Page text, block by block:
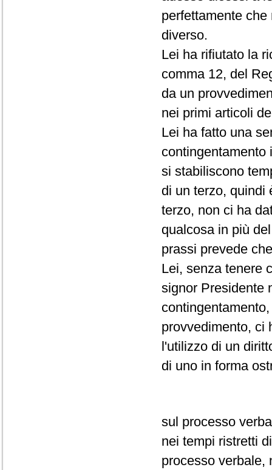
perfettamente
diverso.
Lei ha rifiutato la
comma 12, del
da un
nei primi articoli
Lei ha fatto una
contingentamento
si stabiliscono
di un terzo, quindi
terzo, non ci ha
qualcosa in più
prassi prevede
Lei, senza tenere
signor Presidente
provvedimento, ci
l'utilizzo di un
di uno in forma
sul processo
nei tempi ristretti
processo verbale,